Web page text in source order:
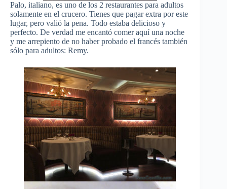
Palo, italiano, es uno de los 2 restaurantes para adultos
solamente en el crucero. Tienes que pagar extra por este
lugar, pero valió la pena. Todo estaba delicioso y
perfecto. De verdad me encantó comer aquí una noche
y me arrepiento de no haber probado el francés también
sólo para adultos: Remy.